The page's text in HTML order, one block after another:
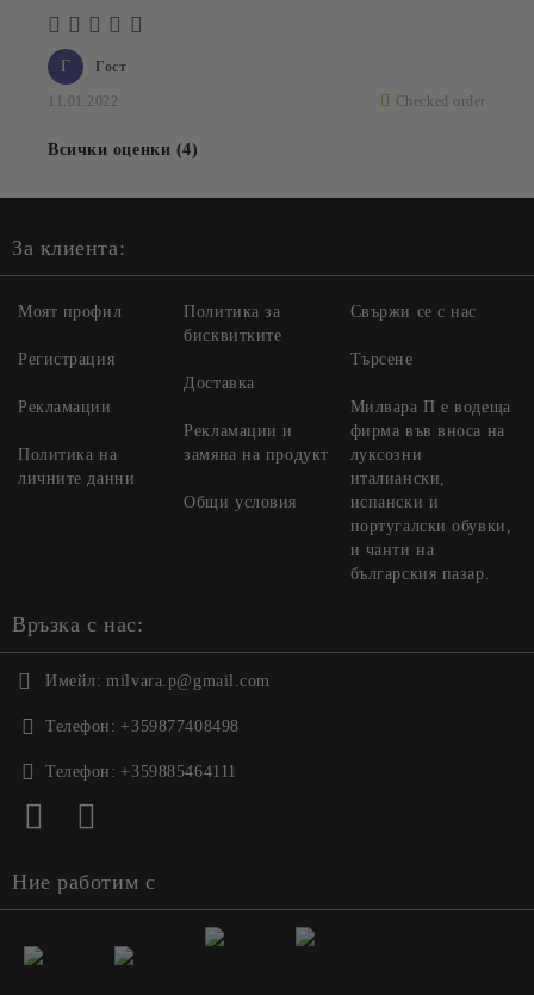
Г Гост
11.01.2022 Checked order
Всички оценки (4)
За клиента:
Моят профил
Регистрация
Рекламации
Политика на
личните данни
Политика за
бисквитките
Доставка
Рекламации и
замяна на продукт
Общи условия
Свържи се с нас
Търсене
Милвара П е водеща
фирма във вноса на
луксозни
италиански,
испански и
португалски обувки,
и чанти на
българския пазар.
Връзка с нас:
Имейл: milvara.p@gmail.com
Телефон: +359877408498
Телефон: +359885464111
Ние работим с